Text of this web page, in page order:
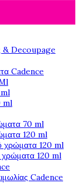
& Decoupage
Cadence
ml
70 ml
120 ml
χρώματα 120 ml
χρώματα 120 ml
Cadence